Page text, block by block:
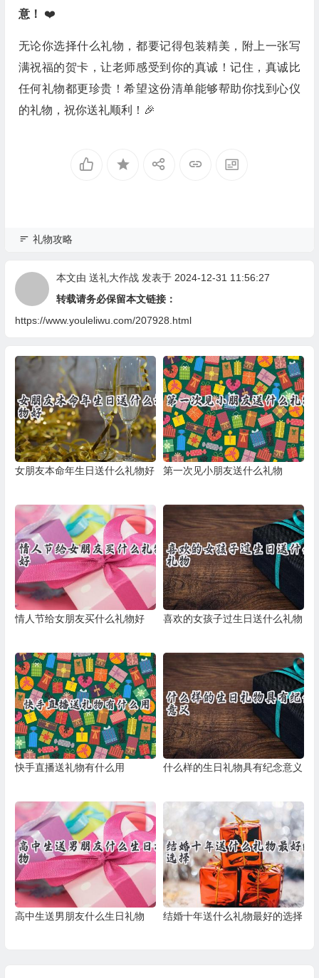
意！ ❤️
无论你选择什么礼物，都要记得包装精美，附上一张写
满祝福的贺卡，让老师感受到你的真诚！记住，真诚比
任何礼物都更珍贵！希望这份清单能够帮助你找到心仪
的礼物，祝你送礼顺利！🎉
礼物攻略
本文由 送礼大作战发表于 2024-12-31 11:56:27
转载请务必保留本文链接：
https://www.youleliwu.com/207928.html
女朋友本命年生日送什么礼物好 第一次见小朋友送什么礼物
情人节给女朋友买什么礼物好 喜欢的女孩子过生日送什么礼物
快手直播送礼物有什么用 什么样的生日礼物具有纪念意义
高中生送男朋友什么生日礼物 结婚十年送什么礼物最好的选择